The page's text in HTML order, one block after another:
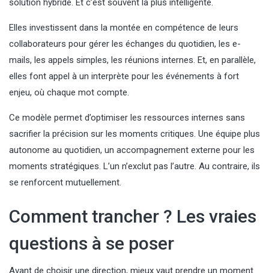
solution hybride. Et c’est souvent la plus intelligente.
Elles investissent dans la montée en compétence de leurs
collaborateurs pour gérer les échanges du quotidien, les e-
mails, les appels simples, les réunions internes. Et, en parallèle,
elles font appel à un interprète pour les événements à fort
enjeu, où chaque mot compte.
Ce modèle permet d’optimiser les ressources internes sans
sacrifier la précision sur les moments critiques. Une équipe plus
autonome au quotidien, un accompagnement externe pour les
moments stratégiques. L’un n’exclut pas l’autre. Au contraire, ils
se renforcent mutuellement.
Comment trancher ? Les vraies
questions à se poser
Avant de choisir une direction, mieux vaut prendre un moment